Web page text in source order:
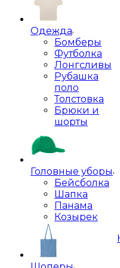
Одежда
Бомберы
Футболка
Лонгсливы
Рубашка
поло
Толстовка
Брюки и
шорты
Головные уборы
Бейсболка
Шапка
Панама
Козырек